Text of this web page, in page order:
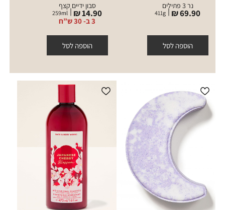
נר 3 פתילים
מחיר
69.90 ₪
411g
הוספה לסל
סבון ידיים קצף
מחיר
מוצר
14.90 ₪
259ml
3 ב- 30 ש”ח
הוספה לסל